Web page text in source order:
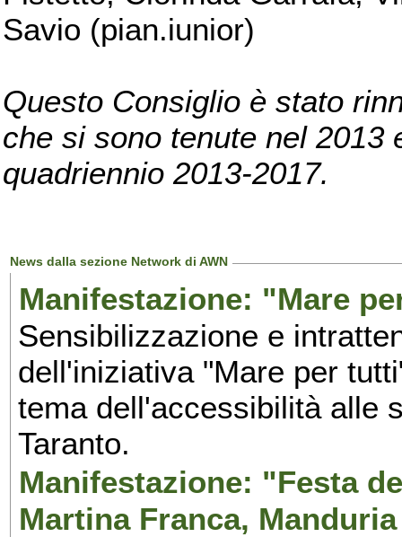
Savio (pian.iunior)
Questo Consiglio è stato
che si sono tenute nel 2013
quadriennio 2013-2017.
News dalla sezione Network di AWN
Manifestazione: "Mare
Sensibilizzazione e
dell'iniziativa "Mare per
tema dell'accessibilità alle
Taranto.
Manifestazione: "Festa
Martina Franca,